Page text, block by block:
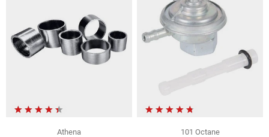
Athena
101 Octane